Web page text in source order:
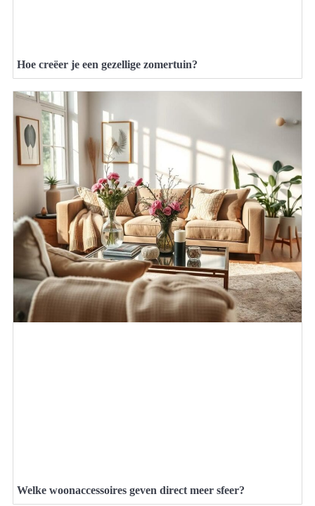
Hoe creëer je een gezellige zomertuin?
Welke woonaccessoires geven direct meer sfeer?